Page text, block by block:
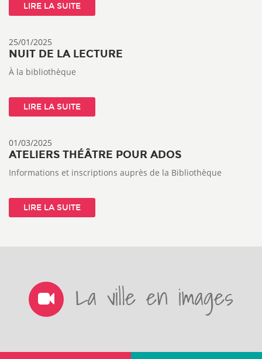
LIRE LA SUITE
25/01/2025
NUIT DE LA LECTURE
À la bibliothèque
LIRE LA SUITE
01/03/2025
ATELIERS THÉÂTRE POUR ADOS
Informations et inscriptions auprès de la Bibliothèque
LIRE LA SUITE
La ville en images